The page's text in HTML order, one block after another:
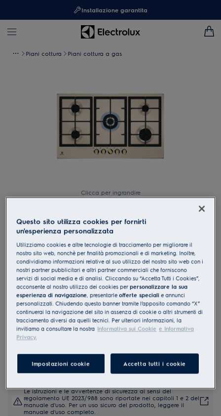
Installazione garantita
Piani cottura Piani cottura a gas
Clicca per ingrandire
KGS9536RS
Piano cottura a gas Serie 600 Slim
Line 90cm
4 (1)
Documentazione tecnica
Vantaggi
Direziona il calore sotto pentole e padelle per risultati sempre
ottimali.
Direziona il calore sotto pentole e padelle per risultati sempre
ottimali.
Cucina a fiamma ancora più alta con il nostro bruciatore Powerful
Le istruzioni e le avvertenze di sicurezza ai sensi del
regolamento UE 2023/988 sono riportate nei capitoli 1 e 2 del
manuale d'uso. Per un uso sicuro del prodotto, leggere il
manuale d'uso completo.
Questo sito utilizza cookies per fornirti
un'esperienza personalizzata
Utilizziamo cookies e altre tecnologie di tracciamento per migliorare il
nostro sito web, nonchè per finalità promozionali e di marketing. Inoltre,
condividiamo informazioni relative al suo utilizzo del nostro sito web con i
nostri partner pubblicitari e altri partner commerciali che forniscono
servizi di social media e di analisi. Cliccando su “Accetta Tutti i Cookies”,
acconsente al nostro utilizzo dei cookies perpersonalizzare la sua
esperienza di navigazione, presentarleofferte speciali e annunci
personalizzati. Chiudendo questo banner tramite l’apposito comando “X”
continuerai la navigazione del sito in assenza di cookie o altri strumenti di
tracciamento diversi da quelli tecnici. Per ulteriori informazioni, la
invitiamo a consultare la nostra Informativa sui Cookie e Informativa
Privacy.
Impostazioni cookie Accetta tutti i cookie